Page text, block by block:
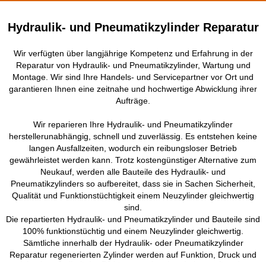
Hydraulik- und Pneumatikzylinder Reparatur
Wir verfügten über langjährige Kompetenz und Erfahrung in der
Reparatur von Hydraulik- und Pneumatikzylinder, Wartung und
Montage. Wir sind Ihre Handels- und Servicepartner vor Ort und
garantieren Ihnen eine zeitnahe und hochwertige Abwicklung ihrer
Aufträge.
Wir reparieren Ihre Hydraulik- und Pneumatikzylinder
herstellerunabhängig, schnell und zuverlässig. Es entstehen keine
langen Ausfallzeiten, wodurch ein reibungsloser Betrieb
gewährleistet werden kann. Trotz kostengünstiger Alternative zum
Neukauf, werden alle Bauteile des Hydraulik- und
Pneumatikzylinders so aufbereitet, dass sie in Sachen Sicherheit,
Qualität und Funktionstüchtigkeit einem Neuzylinder gleichwertig
sind.
Die repartierten Hydraulik- und Pneumatikzylinder und Bauteile sind
100% funktionstüchtig und einem Neuzylinder gleichwertig.
Sämtliche innerhalb der Hydraulik- oder Pneumatikzylinder
Reparatur regenerierten Zylinder werden auf Funktion, Druck und